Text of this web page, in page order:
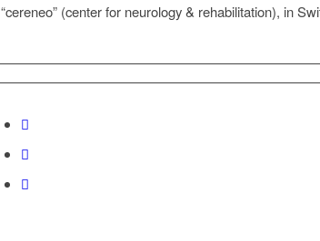
“cereneo” (center for neurology & rehabilitation), in